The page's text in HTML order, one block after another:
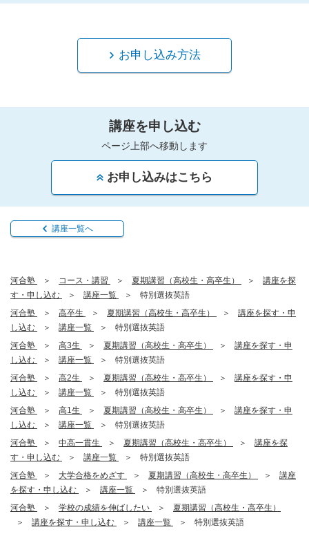
お申し込み方法
講座を申し込む
ページ上部へ移動します
お申し込みはこちら
講座一覧へ
河合塾 コース・講習 夏期講習（高校生・高卒生）
講座を探
す・申し込む
講座一覧
特別選抜英語
河合塾
高卒生 夏期講習（高校生・高卒生）
講座を探す・申
し込む
講座一覧
特別選抜英語
河合塾
高3生 夏期講習（高校生・高卒生）
講座を探す・申
し込む
講座一覧
特別選抜英語
河合塾
高2生 夏期講習（高校生・高卒生）
講座を探す・申
し込む
講座一覧
特別選抜英語
河合塾
高1生 夏期講習（高校生・高卒生）
講座を探す・申
し込む
講座一覧
特別選抜英語
河合塾
中高一貫生 夏期講習（高校生・高卒生）
講座を探
す・申し込む
講座一覧
特別選抜英語
河合塾
大学合格をめざす 夏期講習（高校生・高卒生）
講座
を探す・申し込む
講座一覧
特別選抜英語
河合塾
学校の成績を伸ばしたい
夏期講習（高校生・高卒生）
講座を探す・申し込む
講座一覧 特別選抜英語